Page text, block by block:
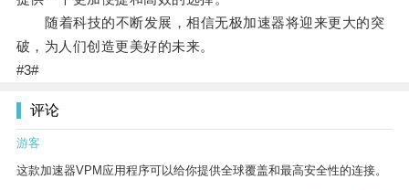
随着科技的不断发展，相信无极加速器将迎来更大的突
破，为人们创造更美好的未来。
#3#
评论
游客
这款加速器VPM应用程序可以给你提供全球覆盖和最高安全性的连接。